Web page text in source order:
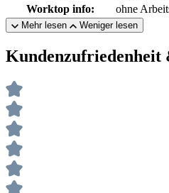
Worktop info:
ohne
Mehr lesen Weniger lesen
Kundenzufriedenheit